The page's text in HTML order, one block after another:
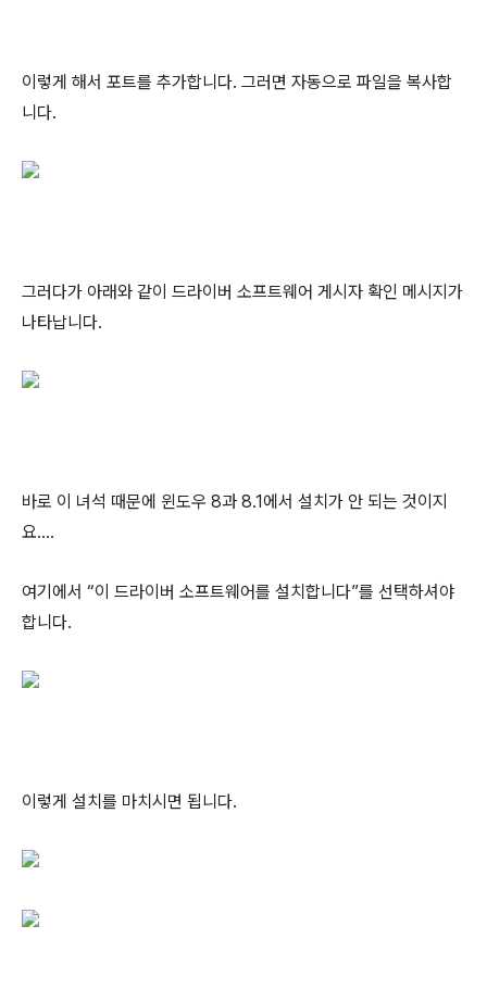
이렇게 해서 포트를 추가합니다. 그러면 자동으로 파일을 복사합
니다.
그러다가 아래와 같이 드라이버 소프트웨어 게시자 확인 메시지가
나타납니다.
바로 이 녀석 때문에 윈도우 8과 8.1에서 설치가 안 되는 것이지
요….
여기에서 “이 드라이버 소프트웨어를 설치합니다”를 선택하셔야
합니다.
이렇게 설치를 마치시면 됩니다.